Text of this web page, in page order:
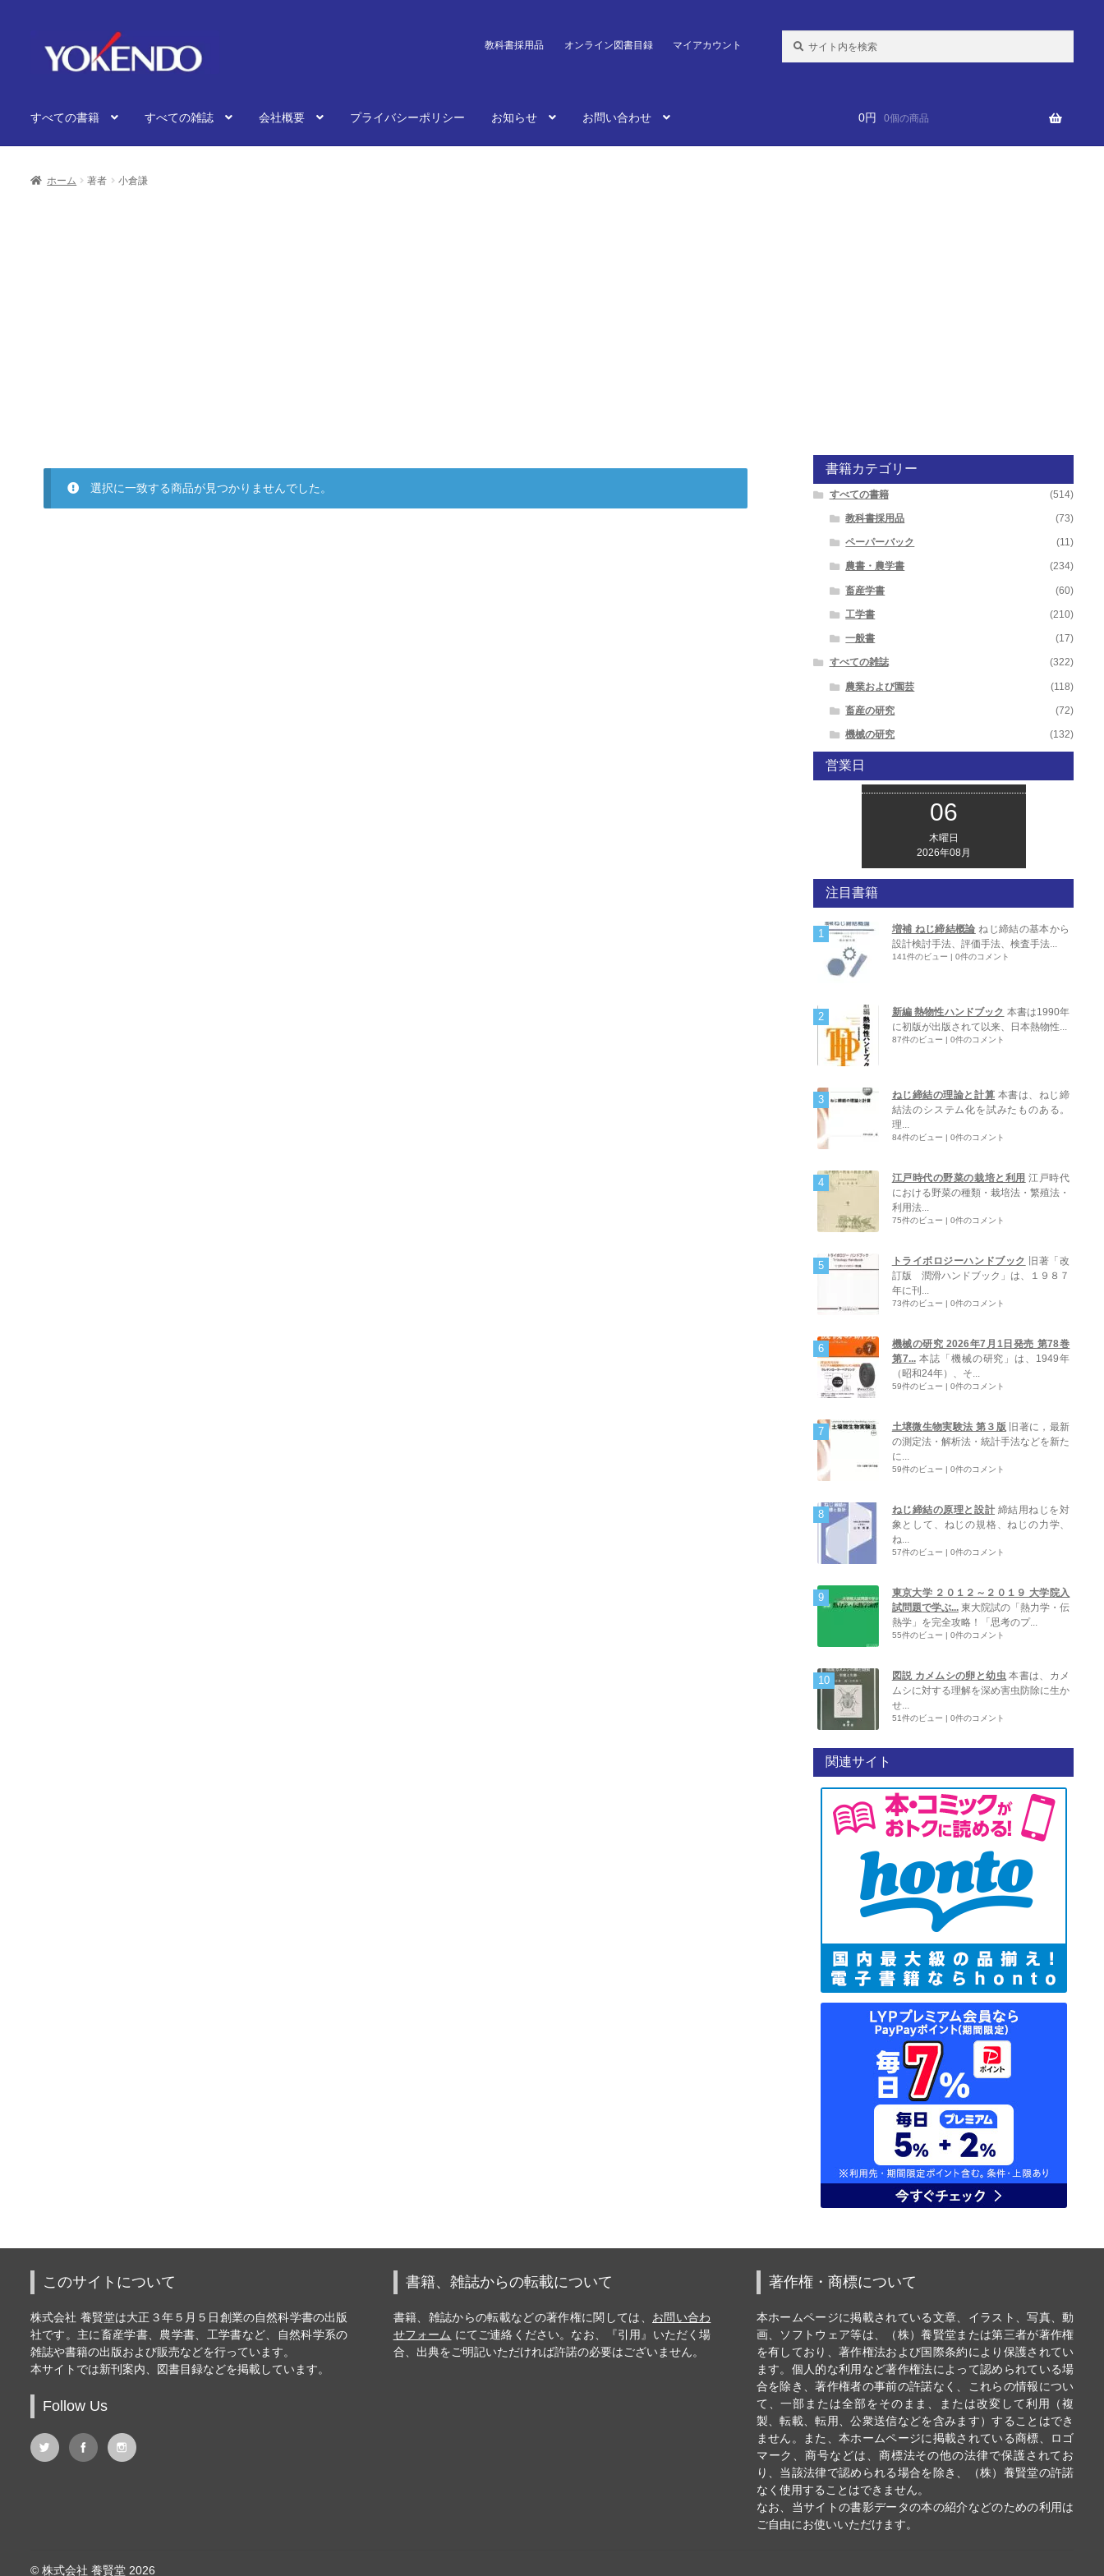
ョ
ス
へ
ッ
教科書採用品 オンライン図書目録 マイアカウント
すべての書籍 すべての雑誌 会社概要 プライバシーポリシー お知らせ お問い合わせ 0円 0個の商品
ホーム 著者 小倉謙
選択に一致する商品が見つかりませんでした。
書籍カテゴリー
すべての書籍 (514)
教科書採用品 (73)
ペーパーバック (11)
農書・農学書 (234)
畜産学書 (60)
工学書 (210)
一般書 (17)
すべての雑誌 (322)
農業および園芸 (118)
畜産の研究 (72)
機械の研究 (132)
営業日
06
木曜日
2026年08月
注目書籍
増補 ねじ締結概論 ねじ締結の基本から
設計検討手法、評価手法、検査手法...
141件のビュー | 0件のコメント
新編 熱物性ハンドブック 本書は1990年
に初版が出版されて以来、日本熱物性...
87件のビュー | 0件のコメント
ねじ締結の理論と計算 本書は、ねじ締
結法のシステム化を試みたものある。
理...
84件のビュー | 0件のコメント
江戸時代の野菜の栽培と利用 江戸時代
における野菜の種類・栽培法・繁殖法・
利用法...
75件のビュー | 0件のコメント
トライボロジーハンドブック
旧著「改
訂版 潤滑ハンドブック」は、１９８７
年に刊...
73件のビュー | 0件のコメント
機械の研究 2026年7月1日発売 第78巻
第7... 本誌「機械の研究」は、1949年
（昭和24年）、そ...
59件のビュー | 0件のコメント
土壌微生物実験法 第３版
旧著に，最新
の測定法・解析法・統計手法などを新た
に...
59件のビュー | 0件のコメント
ねじ締結の原理と設計 締結用ねじを対
象として、ねじの規格、ねじの力学、
ね...
57件のビュー | 0件のコメント
東京大学 ２０１２～２０１９ 大学院入
試問題で学ぶ... 東大院試の「熱力学・伝
熱学」を完全攻略！「思考のプ...
55件のビュー | 0件のコメント
図説 カメムシの卵と幼虫 本書は、カメ
ムシに対する理解を深め害虫防除に生か
せ...
51件のビュー | 0件のコメント
関連サイト
このサイトについて
株式会社 養賢堂は大正３年５月５日創業の自然科学書の出版
社です。主に畜産学書、農学書、工学書など、自然科学系の
雑誌や書籍の出版および販売などを行っています。
本サイトでは新刊案内、図書目録などを掲載しています。
Follow Us
書籍、雑誌からの転載について
書籍、雑誌からの転載などの著作権に関しては、 お問い合わ
せフォーム にてご連絡ください。なお、『引用』いただく場
合、出典をご明記いただければ許諾の必要はございません。
著作権・商標について
本ホームページに掲載されている文章、イラスト、写真、動
画、ソフトウェア等は、（株）養賢堂または第三者が著作権
を有しており、著作権法および国際条約により保護されてい
ます。個人的な利用など著作権法によって認められている場
合を除き、著作権者の事前の許諾なく、これらの情報につい
て、一部または全部をそのまま、または改変して利用（複
製、転載、転用、公衆送信などを含みます）することはでき
ません。また、本ホームページに掲載されている商標、ロゴ
マーク、商号などは、商標法その他の法律で保護されてお
り、当該法律で認められる場合を除き、（株）養賢堂の許諾
なく使用することはできません。
なお、当サイトの書影データの本の紹介などのための利用は
ご自由にお使いいただけます。
© 株式会社 養賢堂 2026